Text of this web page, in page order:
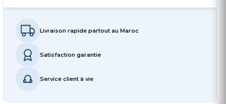
Livraison rapide partout au Maroc
Satisfaction garantie
Service client à vie